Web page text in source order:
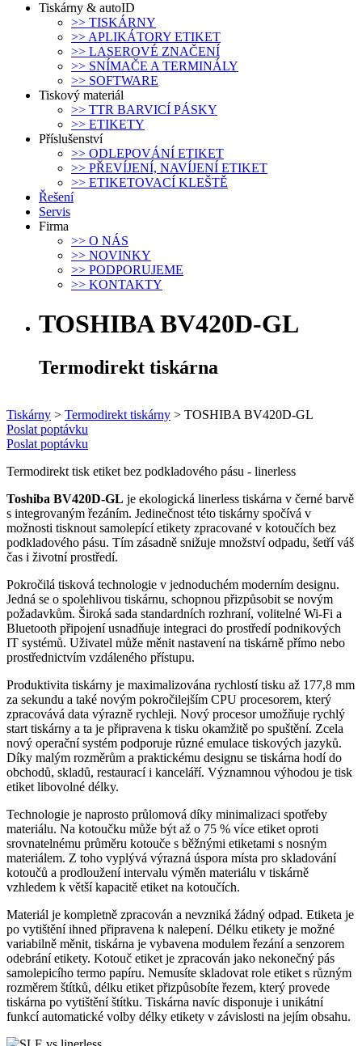
Tiskárny & autoID
>> TISKÁRNY
>> APLIKÁTORY ETIKET
>> LASEROVÉ ZNAČENÍ
>> SNÍMAČE A TERMINÁLY
>> SOFTWARE
Tiskový materiál
>> TTR BARVICÍ PÁSKY
>> ETIKETY
Příslušenství
>> ODLEPOVÁNÍ ETIKET
>> PŘEVÍJENÍ, NAVÍJENÍ ETIKET
>> ETIKETOVACÍ KLEŠTĚ
Řešení
Servis
Firma
>> O NÁS
>> NOVINKY
>> PODPORUJEME
>> KONTAKTY
TOSHIBA BV420D-GL
Termodirekt tiskárna
Tiskárny > Termodirekt tiskárny > TOSHIBA BV420D-GL
Poslat poptávku
Poslat poptávku
Termodirekt tisk etiket bez podkladového pásu - linerless
Toshiba BV420D-GL je ekologická linerless tiskárna v černé barvě
s integrovaným řezáním. Jedinečnost této tiskárny spočívá v
možnosti tisknout samolepící etikety zpracované v kotoučích bez
podkladového pásu. Tím zásadně snižuje množství odpadu, šetří váš
čas i životní prostředí.
Pokročilá tisková technologie v jednoduchém moderním designu.
Jedná se o spolehlivou tiskárnu, schopnou přizpůsobit se novým
požadavkům. Široká sada standardních rozhraní, volitelné Wi-Fi a
Bluetooth připojení usnadňuje integraci do prostředí podnikových
IT systémů. Uživatel může měnit nastavení na tiskárně přímo nebo
prostřednictvím vzdáleného přístupu.
Produktivita tiskárny je maximalizována rychlostí tisku až 177,8 mm
za sekundu a také novým pokročilejším CPU procesorem, který
zpracovává data výrazně rychleji. Nový procesor umožňuje rychlý
start tiskárny a ta je připravena k tisku okamžitě po spuštění. Zcela
nový operační systém podporuje různé emulace tiskových jazyků.
Díky malým rozměrům a praktickému designu se tiskárna hodí do
obchodů, skladů, restaurací i kanceláří. Významnou výhodou je tisk
etiket libovolné délky.
Technologie je naprosto průlomová díky minimalizaci spotřeby
materiálu. Na kotoučku může být až o 75 % více etiket oproti
srovnatelnému průměru kotouče s běžnými etiketami s nosným
materiálem. Z toho vyplývá výrazná úspora místa pro skladování
kotoučů a prodloužení intervalu výměn materiálu v tiskárně
vzhledem k větší kapacitě etiket na kotoučích.
Materiál je kompletně zpracován a nevzniká žádný odpad. Etiketa je
po vytištění ihned připravena k nalepení. Délku etikety je možné
variabilně měnit, tiskárna je vybavena modulem řezání a senzorem
odebrání etikety. Kotouč etiket je zpracován jako nekonečný pás
samolepicího termo papíru. Nemusíte skladovat role etiket s různým
rozměrem štítků, délku etiket přizpůsobíte řezem, který provede
tiskárna po vytištění štítku. Tiskárna navíc disponuje i unikátní
funkcí automatické volby délky etikety v závislosti na jejím obsahu.